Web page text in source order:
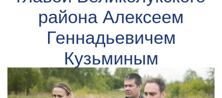
района Алексеем
Геннадьевичем
Кузьминым